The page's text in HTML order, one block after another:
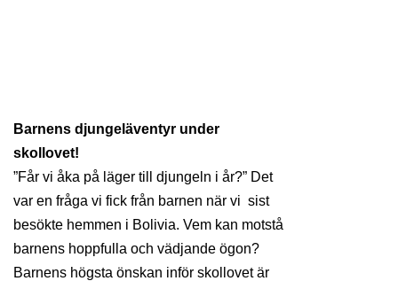
Barnens djungeläventyr under
skollovet!
”Får vi åka på läger till djungeln i år?” Det
var en fråga vi fick från barnen när vi sist
besökte hemmen i Bolivia. Vem kan motstå
barnens hoppfulla och vädjande ögon?
Barnens högsta önskan inför skollovet är